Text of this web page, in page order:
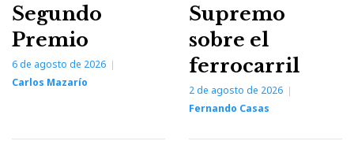
Segundo
Premio
6 de agosto de 2026
Carlos Mazarío
Supremo
sobre el
ferrocarril
2 de agosto de 2026
Fernando Casas